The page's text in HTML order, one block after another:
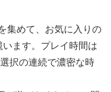
集めて、お気に入りの
います。プレイ時間は
択の連続で濃密な時